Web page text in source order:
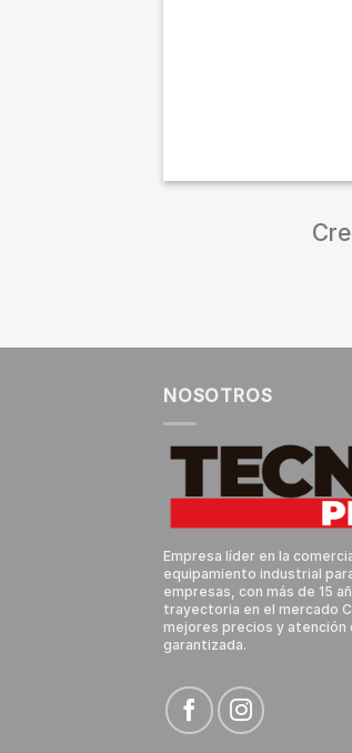
NOSOTROS
Empresa líder en la
equipamiento industrial
empresas, con más de 15
trayectoria en el mercado
mejores precios y atención
garantizada.